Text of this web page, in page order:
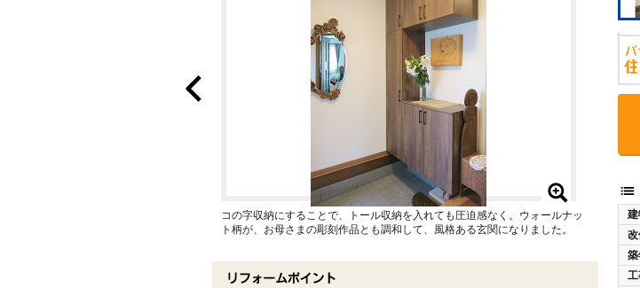
建
改
築
工
コの字収納にすることで、トール収納を入れても圧迫感なく。ウォールナッ
ト柄が、お母さまの彫刻作品とも調和して、風格ある玄関になりました。